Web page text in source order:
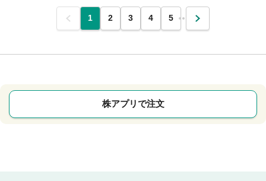
前 1 2 3 4 5 … 次
株アプリで注文